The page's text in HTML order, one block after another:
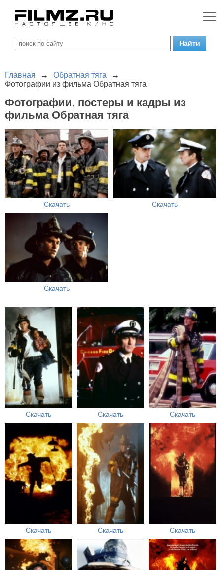
Главная → Обратная тяга
→
Фотографии из фильма Обратная тяга
Фотографии, постеры и кадры из
фильма Обратная тяга
Скачать Скачать
Скачать
Скачать Скачать Скачать
Скачать Скачать Скачать